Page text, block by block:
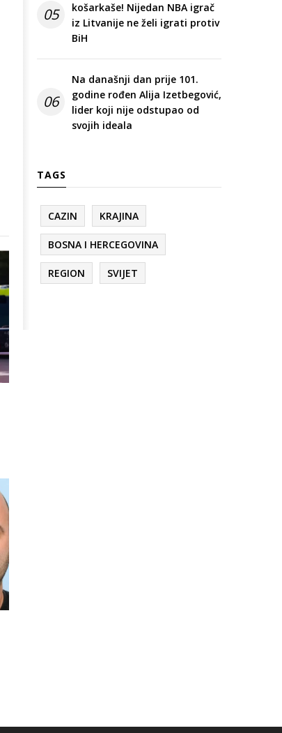
05
košarkaše! Nijedan NBA igrač
iz Litvanije ne želi igrati protiv
BiH
06
Na današnji dan prije 101.
godine rođen Alija Izetbegović,
lider koji nije odstupao od
svojih ideala
TAGS
CAZIN KRAJINA
BOSNA I HERCEGOVINA
REGION SVIJET